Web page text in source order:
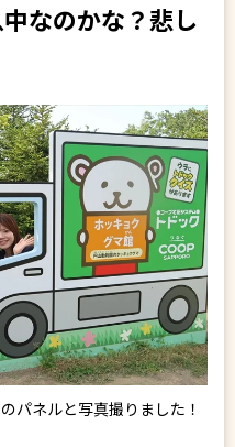
なのかな？悲し
パネルと写真撮りました！